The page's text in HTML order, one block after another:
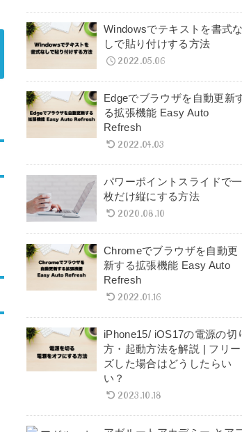
Windowsでテキストを書式な
しで貼り付けする方法
2022.05.06
Edgeでブラウザを自動更新
る拡張機能 Easy Auto
Refresh
2022.04.03
パワーポイントスライドで一
枚だけ縦にする方法
2020.08.10
Chromeでブラウザを自動更
新する拡張機能 Easy Auto
Refresh
2022.01.16
iPhone15/ iOS17の電源の切
方・起動方法を解説 | フリー
ズした場合はどうしたらい
い？
2023.10.18